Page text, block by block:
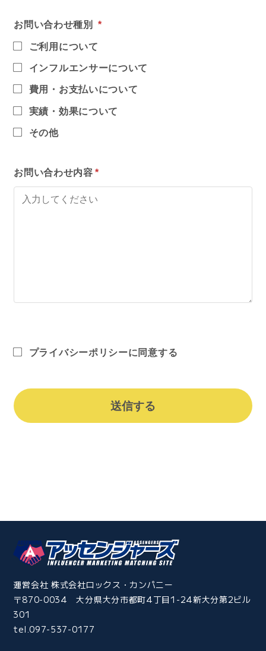
お問い合わせ種別 *
ご利用について
インフルエンサーについて
費用・お支払いについて
実績・効果について
その他
お問い合わせ内容 *
プライバシーポリシーに同意する
運営会社 株式会社ロックス・カンパニー
〒870-0034 大分県大分市都町4丁目1-24新大分第2ビル
301
tel.097-537-0177